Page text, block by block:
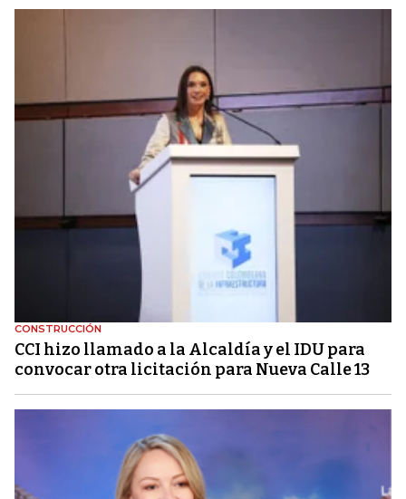
CONSTRUCCIÓN
CCI hizo llamado a la Alcaldía y el IDU para
convocar otra licitación para Nueva Calle 13